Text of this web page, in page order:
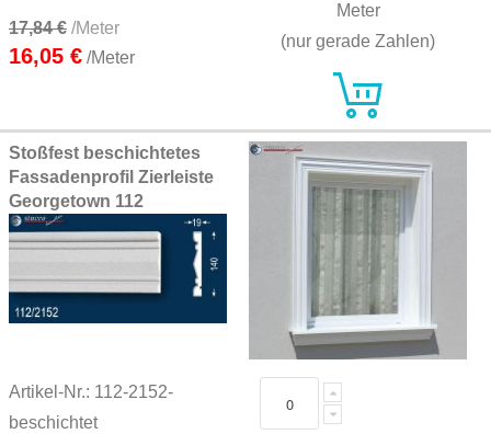
17,84 € /Meter
16,05 € /Meter
Meter
(nur gerade Zahlen)
Stoßfest beschichtetes
Fassadenprofil Zierleiste
Georgetown 112
Artikel-Nr.: 112-2152-
beschichtet